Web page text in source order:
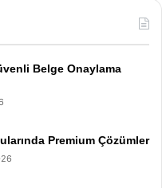
Belge Onaylama
Premium Çözümler